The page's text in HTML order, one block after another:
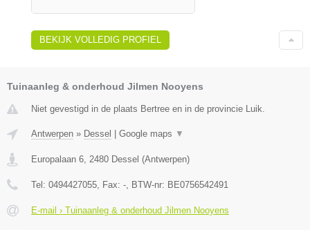
BEKIJK VOLLEDIG PROFIEL
Tuinaanleg & onderhoud Jilmen Nooyens
Niet gevestigd in de plaats Bertree en in de provincie Luik.
Antwerpen » Dessel Google maps ▼
Europalaan 6, 2480 Dessel (Antwerpen)
Tel: 0494427055, Fax: -, BTW-nr: BE0756542491
E-mail › Tuinaanleg & onderhoud Jilmen Nooyens